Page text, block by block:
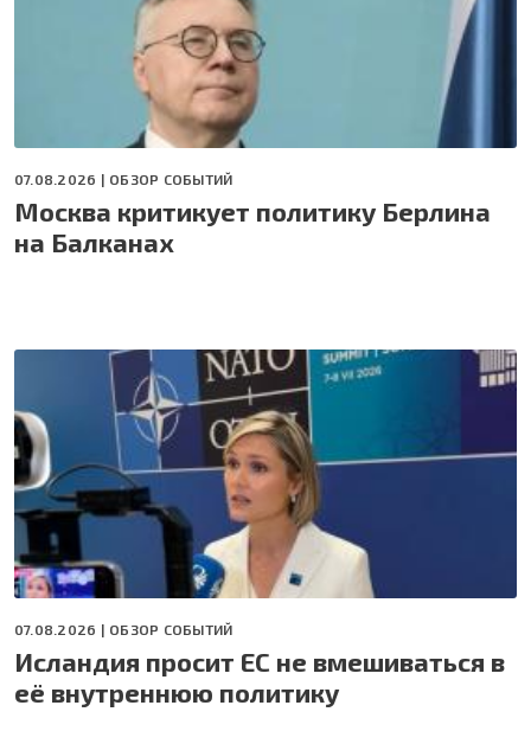
07.08.2026 | ОБЗОР СОБЫТИЙ
Москва критикует политику Берлина
на Балканах
07.08.2026 | ОБЗОР СОБЫТИЙ
Исландия просит ЕС не вмешиваться в
её внутреннюю политику